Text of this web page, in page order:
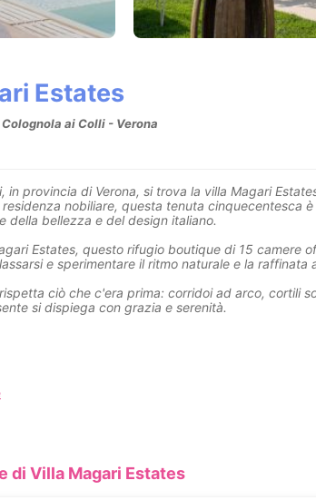
Estates
Colognola ai Colli - Verona
in provincia di Verona, si trova la villa Magari
nobiliare, questa tenuta cinquecentesca
della bellezza e del design italiano.
Estates, questo rifugio boutique di 15
e sperimentare il ritmo naturale e la raffinata
ciò che c'era prima: corridoi ad arco, cortili
si dispiega con grazia e serenità.
un momento di coccole nella Magari Estates
di Villa Magari Estates